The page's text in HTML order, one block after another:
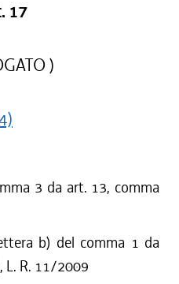
17
)
3 da art. 13, comma
b) del comma 1 da
L. R. 11/2009